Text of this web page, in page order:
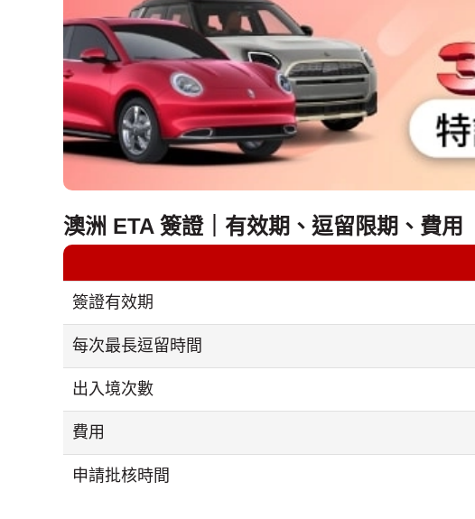
澳洲 ETA 簽證｜有效期、逗留限期、費用
簽證有效期
每次最長逗留時間
出入境次數
費用
申請批核時間